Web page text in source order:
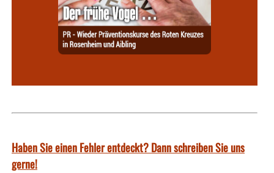
Haben Sie einen Fehler entdeckt? Dann schreiben Sie uns
gerne!